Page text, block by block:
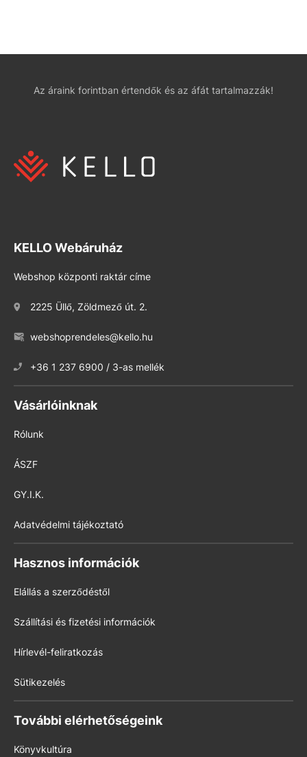
Az áraink forintban értendők és az áfát tartalmazzák!
KELLO Webáruház
Webshop központi raktár címe
2225 Üllő, Zöldmező út. 2.
webshoprendeles@kello.hu
+36 1 237 6900 / 3-as mellék
Vásárlóinknak
Rólunk
ÁSZF
GY.I.K.
Adatvédelmi tájékoztató
Hasznos információk
Elállás a szerződéstől
Szállítási és fizetési információk
Hírlevél-feliratkozás
Sütikezelés
További elérhetőségeink
Könyvkultúra